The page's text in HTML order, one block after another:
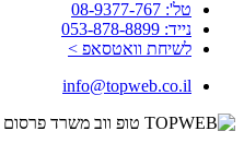
טל': 08-9377-767
נייד: 053-878-8899
לשיחת וואטסאפ >
info@topweb.co.il